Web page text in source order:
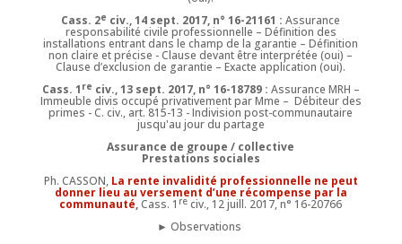
Cass. 2e civ., 14 sept. 2017, n° 16-21161 :Assurance
responsabilité civile professionnelle – Définition des
installations entrant dans le champ de la garantie – Définition
non claire et précise - Clause devant être interprétée (oui) –
Clause d’exclusion de garantie – Exacte application (oui).
Cass. 1 re civ., 13 sept. 2017, n° 16-18789 : Assurance MRH –
Immeuble divis occupé privativement par Mme – Débiteur des
primes - C. civ., art. 815-13 - Indivision post-communautaire
jusqu'au jour du partage
Assurance de groupe / collective
Prestations sociales
Ph. CASSON, La rente invalidité professionnelle ne peut
donner lieu au versement d’une récompense par la
communauté,Cass. 1 re civ., 12 juill. 2017, n° 16-20766
► Observations